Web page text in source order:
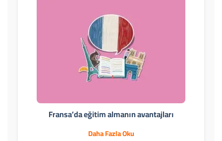
Fransa’da eğitim almanın avantajları
Daha Fazla Oku